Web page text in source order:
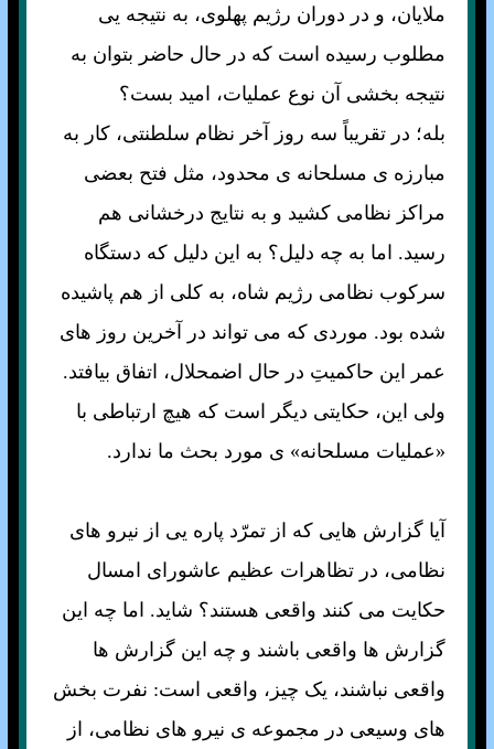
ملايان، و در دوران رژيم پهلوی، به نتيجه يی
مطلوب رسيده است که در حال حاضر بتوان به
نتيجه بخشی آن نوع عمليات، اميد بست؟
بله؛ در تقريباً سه روز آخر نظام سلطنتی، کار به
مبارزه ی مسلحانه ی محدود، مثل فتح بعضی
مراکز نظامی کشيد و به نتايج درخشانی هم
رسيد. اما به چه دليل؟ به اين دليل که دستگاه
سرکوب نظامی رژيم شاه، به کلی از هم پاشيده
شده بود. موردی که می تواند در آخرين روز های
عمر اين حاکميتِ در حال اضمحلال، اتفاق بيافتد.
ولی اين، حکايتی ديگر است که هيچ ارتباطی با
«عمليات مسلحانه» ی مورد بحث ما ندارد.
آيا گزارش هايی که از تمرّد پاره يی از نيرو های
نظامی، در تظاهرات عظيم عاشورای امسال
حکايت می کنند واقعی هستند؟ شايد. اما چه اين
گزارش ها واقعی باشند و چه اين گزارش ها
واقعی نباشند، يک چيز، واقعی است: نفرت بخش
های وسيعی در مجموعه ی نيرو های نظامی، از